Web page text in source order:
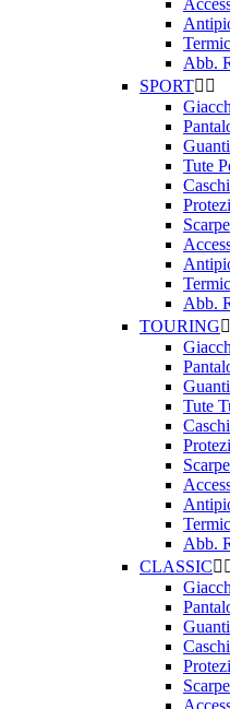
Abb.
SPORT 
Tute
Abb.
TOURING
Tute
Abb.
CLASSIC